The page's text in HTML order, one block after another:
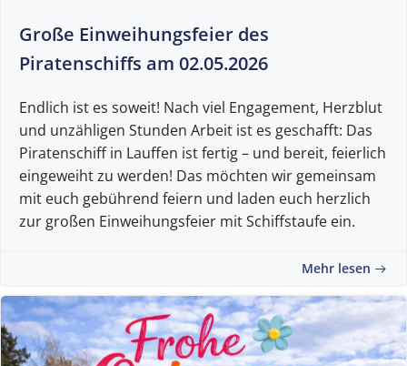
Große Einweihungsfeier des
Piratenschiffs am 02.05.2026
Endlich ist es soweit! Nach viel Engagement, Herzblut
und unzähligen Stunden Arbeit ist es geschafft: Das
Piratenschiff in Lauffen ist fertig – und bereit, feierlich
eingeweiht zu werden! Das möchten wir gemeinsam
mit euch gebührend feiern und laden euch herzlich
zur großen Einweihungsfeier mit Schiffstaufe ein.
Mehr lesen